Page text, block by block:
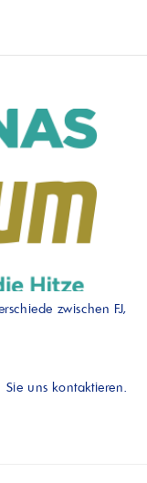
zwischen FJ,
uns kontaktieren.